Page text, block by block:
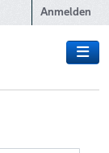
Anmelden